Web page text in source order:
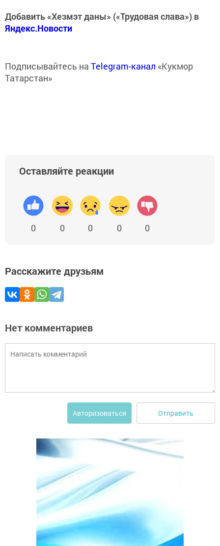
Добавить «Хезмэт даны» («Трудовая слава») в
Яндекс.Новости
Подписывайтесь на Telegram-канал «Кукмор
Татарстан»
Оставляйте реакции
0 0 0 0 0
Расскажите друзьям
Нет комментариев
Авторизоваться Отправить